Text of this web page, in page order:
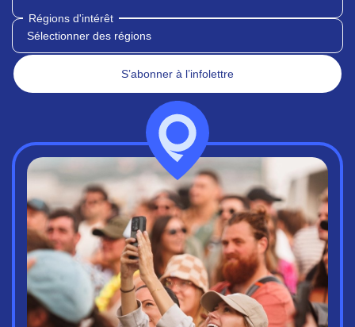
Régions d'intérêt
Sélectionner des régions
S’abonner à l’infolettre